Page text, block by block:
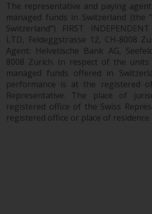
Weitere Informationen
in unserer Datenschutz-
Datenschutzrichtlinie
Richtlinie.
Geltendes Recht
Der Inhalt dieser
The representative and paying
managed funds in Switzerland (the
Switzerland”) FIRST
LTD, Feldeggstrasse 12, CH-8008
Agent: Helvetische Bank AG,
8008 Zurich. In respect of the units
managed funds offered in
performance is at the registered
Representative. The place of
registered office of the Swiss
registered office or place of